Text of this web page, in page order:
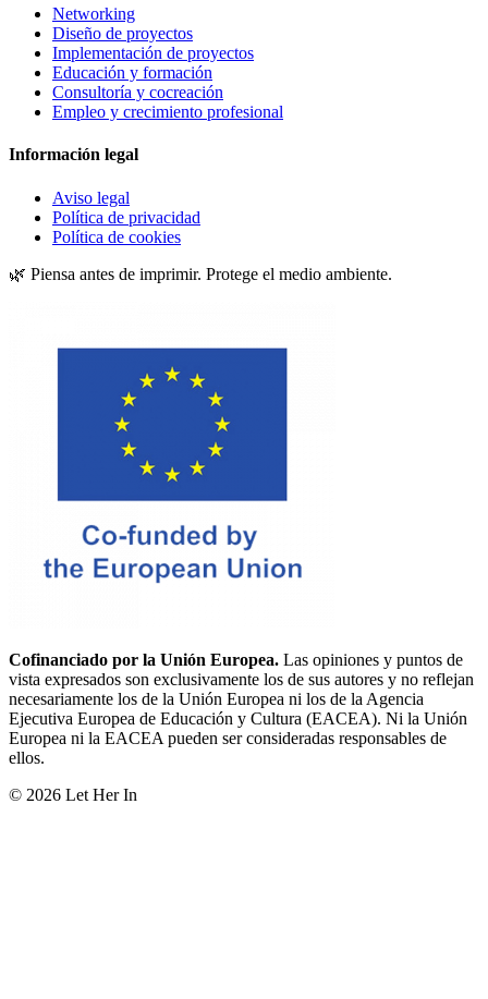
Networking
Diseño de proyectos
Implementación de proyectos
Educación y formación
Consultoría y cocreación
Empleo y crecimiento profesional
Información legal
Aviso legal
Política de privacidad
Política de cookies
🌿 Piensa antes de imprimir. Protege el medio ambiente.
Cofinanciado por la Unión Europea. Las opiniones y puntos de
vista expresados son exclusivamente los de sus autores y no reflejan
necesariamente los de la Unión Europea ni los de la Agencia
Ejecutiva Europea de Educación y Cultura (EACEA). Ni la Unión
Europea ni la EACEA pueden ser consideradas responsables de
ellos.
© 2026 Let Her In